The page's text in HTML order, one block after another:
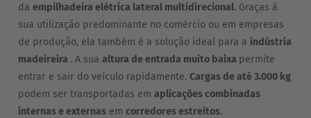
da empilhadeira elétrica lateral multidirecional. Graças à
sua utilização predominante no comércio ou em empresas
de produção, ela também é a solução ideal para a indústria
madeireira . A sua altura de entrada muito baixa permite
entrar e sair do veículo rapidamente. Cargas de até 3.000 kg
podem ser transportadas em aplicações combinadas
internas e externas em corredores estreitos.